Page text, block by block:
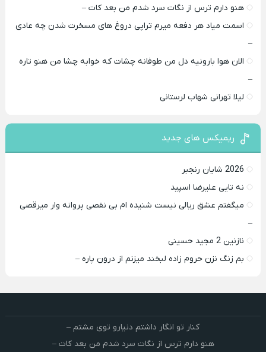
هنو دارم ترس از نگات سرد شدم من بعد کات –
اسمت میاد هر دفعه میرم تراپی دروغ‌ های مسخرت شدن چه عادی
–
الان هوا بارونیه دل من طوفانه چشات که خوابه چشا من هنو تاره
–
لیلا تهرانی شهاب لرستانی
ریمیکس های جدید
2026 شایان رنجبر
نه تایی علیرضا اسپید
میگفتم عشق ریالی نیست شنیده ام بی نقصی پروانه وار میرقصی
–
نازنین 2 مجید حسینی
بم زنگ نزن حروم زاده لبخند میزنم از درون پاره –
کنار تو انگار داشتم دنیارو توی مشتم –
هنو دارم ترس از نگات سرد شدم من بعد کات –